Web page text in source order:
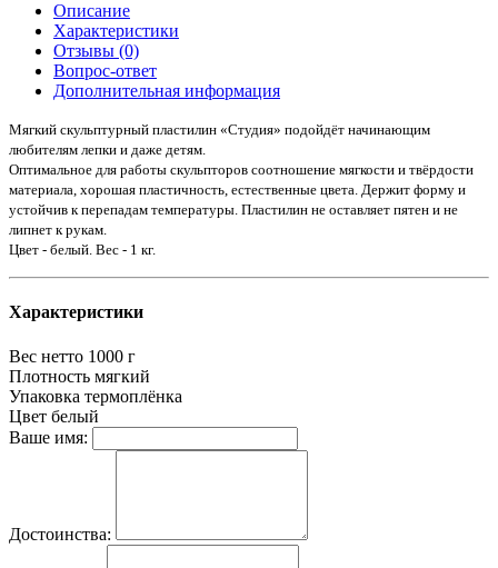
Описание
Характеристики
Отзывы (0)
Вопрос-ответ
Дополнительная информация
Мягкий скульптурный пластилин «Студия» подойдёт начинающим
любителям лепки и даже детям.
Оптимальное для работы скульпторов соотношение мягкости и твёрдости
материала, хорошая пластичность, естественные цвета. Держит форму и
устойчив к перепадам температуры. Пластилин не оставляет пятен и не
липнет к рукам.
Цвет - белый. Вес - 1 кг.
Характеристики
Вес нетто 1000 г
Плотность мягкий
Упаковка термоплёнка
Цвет белый
Ваше имя:
Достоинства: